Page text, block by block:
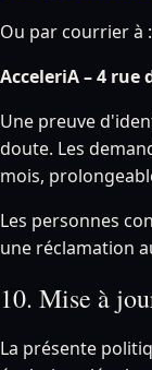
Ou par courrier à :
AcceleriA – 4 rue
Une preuve
doute. Les
mois,
Les personnes
une réclamation
10. Mise à
La présente